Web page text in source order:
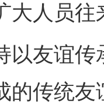
大人员
友谊传
的传统